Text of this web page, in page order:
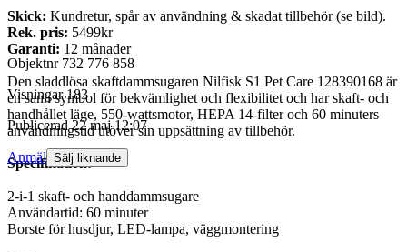
Skick: Kundretur, spår av användning & skadat tillbehör (se bild).
Rek. pris: 5499kr
Garanti: 12 månader
Den sladdlösa skaftdammsugaren Nilfisk S1 Pet Care 128390168 är
en sann symbol för bekvämlighet och flexibilitet och har skaft- och
handhållet läge, 550-wattsmotor, HEPA 14-filter och 60 minuters
användningstid utöver sin uppsättning av tillbehör.
Specifikation:
2-i-1 skaft- och handdammsugare
Användartid: 60 minuter
Borste för husdjur, LED-lampa, väggmontering
Objektnr 732 776 858
Visningar 183
Publicerad 22 maj 12:07
Anmäl Sälj liknande